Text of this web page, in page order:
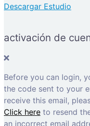
Descargar Estudio
activación de
Before you can login,
the code sent to your
receive this email,
Click here to resend
an incorrect email